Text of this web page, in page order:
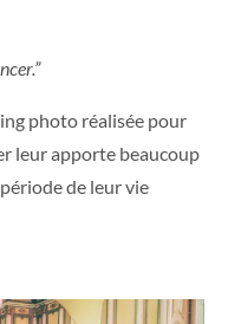
photo réalisée pour
leur apporte beaucoup
de leur vie